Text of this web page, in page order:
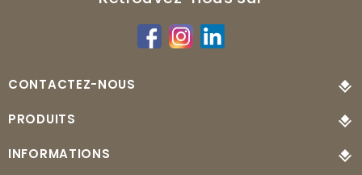
CONTACTEZ-NOUS
PRODUITS
INFORMATIONS